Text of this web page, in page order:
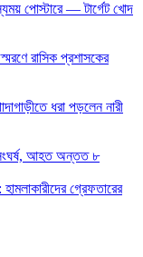
পোস্টারে — টার্গেট খোদ
রাসিক প্রশাসকের
ধরা পড়লেন নারী
সংঘর্ষ, আহত অন্তত ৮
গ্রেফতারের